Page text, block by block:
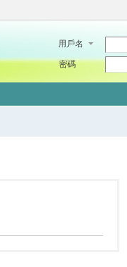
用戶名
密碼